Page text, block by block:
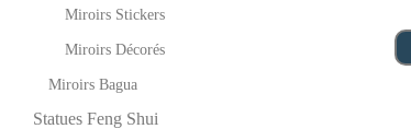
Miroirs Stickers
Miroirs Décorés
Miroirs Bagua
Statues Feng Shui